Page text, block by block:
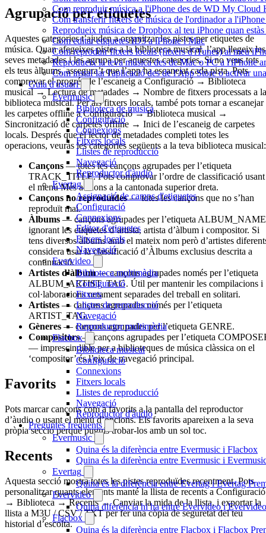
Com reproduir música a l'iPhone des de WD My Cloud
Com transferir fitxers de música de l'ordinador a
Reprodueix música de Dropbox al teu iPhone quan
Com editar etiquetes ID3 a iPhone i Mac
Com reproduir fitxers locals (fitxers d'iTunes) al meu
Reprodueix la teva música des de Mac o PC a l'iPhone
Com instal·lar l'aplicació des de l'App Store o activar
Guia d'usuari
Evermusic
Biblioteca de música
Configuració
Connexions
Fitxers locals
Llistes de reproducció
Navegació
Reproductor d'àudio
Evertag
Assignació de camps d'etiquetes
Configuració
Connexions
Editor d'etiquetes
Fitxers locals
Navegació
Evervideo
Biblioteca multimèdia
Configuració
Fitxers
Llistes de reproducció
Navegació
Reproductor multimèdia
Flacbox
Biblioteca musical
Configuració
Connexions
Fitxers locals
Llistes de reproducció
Navegació
Reproductor d'àudio
Preguntes freqüents
Evermusic
Quina és la diferència entre Evermusic i Flacbox
Quina és la diferència entre Evermusic i
Evertag
Quina és la diferència entre Evertag i Evertag
Evervideo
Quina diferència hi ha entre Evervideo i
Flacbox
Quina és la diferència entre Flacbox i Flacbox
Agrupació per etiquetes
Aquestes categories t’ajuden a organitzar les pistes per etiquetes de
música. Quan afegeixes pistes a la biblioteca musical, l’app llegeix les
seves metadades i les agrupa per aquestes categories. Si no veus tots
els teus àlbums, assegura’t que l’app ha escanejat cada pista. Pots
comprovar el progrés de l’escaneig a Configuració → Biblioteca
musical → Lectura de metadades → Nombre de fitxers processats a la
biblioteca musical. Per als fitxers locals, també pots tornar a escanejar
les carpetes offline a Configuració → Biblioteca musical →
Sincronització de carpetes offline → Inici de l’escaneig de carpetes
locals. Després que el lector de metadades completi totes les
operacions, veuràs les categories següents a la teva biblioteca musical:
Cançons — totes les cançons agrupades per l’etiqueta
TRACK_TITLE. Pots comprovar l’ordre de classificació usant
el menú Més accions a la cantonada superior dreta.
Cançons no reproduïdes— totes les cançons que no s’han
reproduït mai.
Àlbums — cançons agrupades per l’etiqueta
ignorant les etiquetes d’artista, artista d’àlbum i compositor. Si
tens diversos àlbums amb el mateix nom però d’artistes
considera usar la classificació d’Àlbums exclusius descrita a
continuació.
Artistes d’àlbum— cançons agrupades només per l’etiqueta
ALBUM_ARTIST_TAG. Útil per mantenir les compilacions i
col·laboracions netament separades del treball en solitari.
Artistes — cançons agrupades només per l’etiqueta
ARTIST_TAG.
Gèneres — cançons agrupades per l’etiqueta GENRE.
Compositors— cançons agrupades per l’etiqueta
— imprescindible per a biblioteques de música clàssica on el
‘compositor’ és l’eix de navegació principal.
Favorits
Pots marcar cançons com a favorits a la pantalla del reproductor
d’àudio o usant el menú d’opcions. Els favorits apareixen a la seva
pròpia secció perquè puguis trobar-los amb un sol toc.
Recents
Aquesta secció mostra totes les pistes reproduïdes recentment. Pots
personalitzar quants elements manté la llista de recents a Configuració
→ Biblioteca → Recents → Canviar la mida de la llista, i exportar la
llista a M3U / CSV / TXT per fer una còpia de seguretat del teu
historial d’escolta.